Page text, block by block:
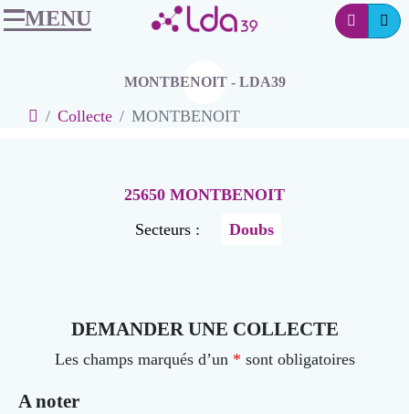
Accéder au contenu
MENU
MONTBENOIT - LDA39
AccueilCollecte MONTBENOIT
25650 MONTBENOIT
Secteurs :
Doubs
DEMANDER UNE COLLECTE
Les champs marqués d’un * sont obligatoires
A noter